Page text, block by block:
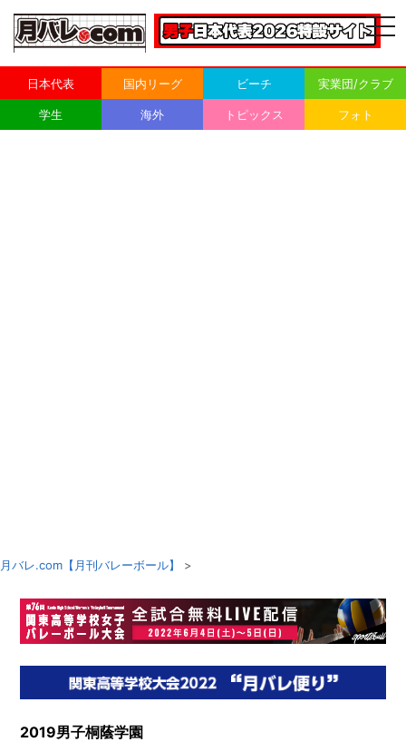
日本代表 国内リーグ ビーチ 実業団/クラブ
学生 海外 トピックス フォト
月バレ.com【月刊バレーボール】 >
2019男子桐蔭学園